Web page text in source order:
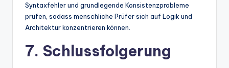
Syntaxfehler und grundlegende Konsistenzprobleme
prüfen, sodass menschliche Prüfer sich auf Logik und
Architektur konzentrieren können.
7. Schlussfolgerung